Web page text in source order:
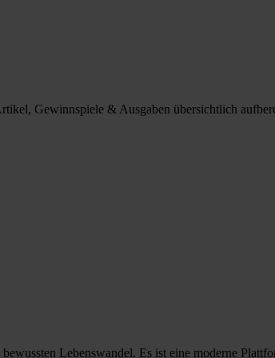
Gewinnspiele & Ausgaben übersichtlich
Lebenswandel. Es ist eine moderne